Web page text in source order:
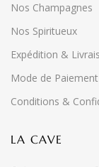
Nos Champagnes
Nos Spiritueux
Expédition &
Mode de Paiement
Conditions &
LA CAVE